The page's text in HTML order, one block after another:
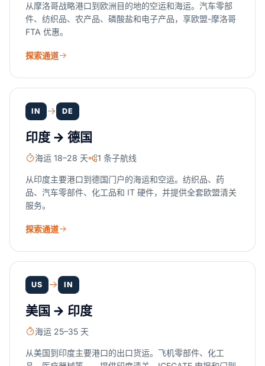
从摩洛哥战略港口到欧洲目的地的空运和海运。汽车零部
件、纺织品、农产品、磷酸盐和电子产品，享欧盟-摩洛哥
FTA 优惠。
探索通道
IN DE
印度 → 德国
海运 18–28 天 1 条子航线
从印度主要港口到德国门户的海运和空运。纺织品、药
品、汽车零部件、化工品和 IT 硬件，并提供全套欧盟清关
服务。
探索通道
US IN
美国 → 印度
海运 25–35 天
从美国到印度主要港口的出口货运。飞机零部件、化工